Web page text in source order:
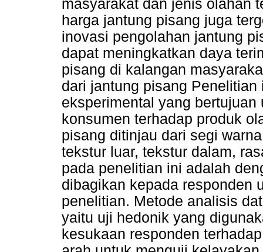
masyarakat dan jenis olahan
harga jantung pisang juga
inovasi pengolahan jantung
dapat meningkatkan daya
pisang di kalangan
dari jantung pisang
eksperimental yang
konsumen terhadap produk
pisang ditinjau dari segi
tekstur luar, tekstur dalam,
pada penelitian ini adalah
dibagikan kepada responden
penelitian. Metode analisis
yaitu uji hedonik yang
kesukaan responden